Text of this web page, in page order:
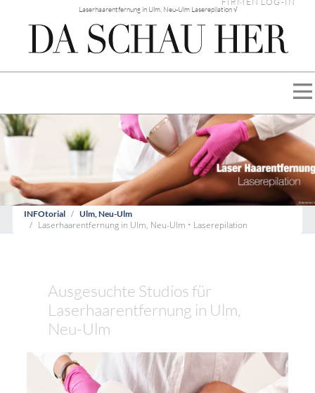
Laserhaarentfernung in Ulm, Neu-Ulm Laserepilation √
INFOtorial Ulm, Neu-Ulm
Laserhaarentfernung in Ulm, Neu-Ulm • Laserepilation
Ausgesuchte Studios für
Laserhaarentfernung in Ulm,
Neu-Ulm